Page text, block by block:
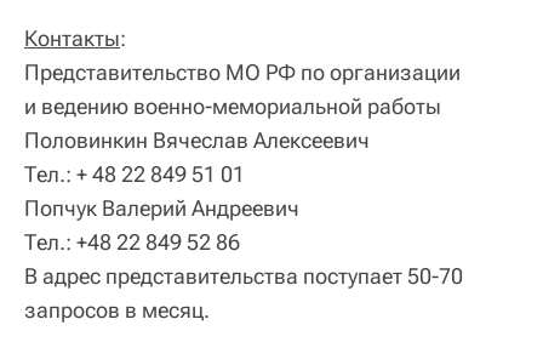
Контакты:
Представительство МО РФ по организации
и ведению военно-мемориальной работы
Половинкин Вячеслав Алексеевич
Тел.: + 48 22 849 51 01
Попчук Валерий Андреевич
Тел.: +48 22 849 52 86
В адрес представительства поступает 50-70
запросов в месяц.